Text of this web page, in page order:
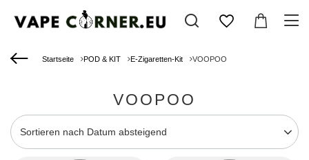
Startseite POD & KIT E-Zigaretten-Kit VOOPOO
VOOPOO
Sortierung ändern
Sortieren nach Datum absteigend